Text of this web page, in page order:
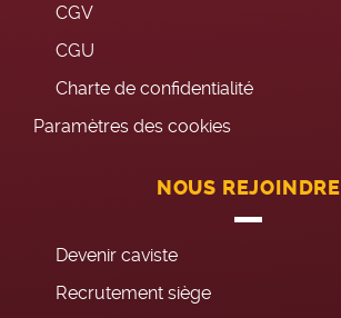
CGV
CGU
Charte de confidentialité
Paramètres des cookies
NOUS REJOINDRE
Devenir caviste
Recrutement siège